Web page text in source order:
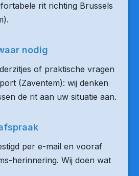
rit richting Brussels
nodig
of praktische vragen
(Zaventem): wij denken
de rit aan uw situatie aan.
per e-mail en vooraf
herinnering. Wij doen wat